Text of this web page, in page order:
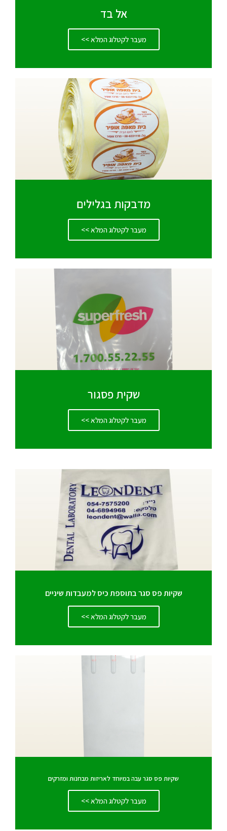
אל בד
מעבר לקטלוג המלא >>
מדבקות בגלילים
מעבר לקטלוג המלא >>
שקית פסגור
מעבר לקטלוג המלא >>
שקיות פס סגר בתוספת כיס למעבדות שיניים
מעבר לקטלוג המלא >>
שקיות פס סגר עבה במיוחד לאריזות מבחנות ומזרקים
מעבר לקטלוג המלא >>